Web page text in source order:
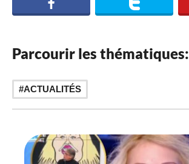
Parcourir les thématiques:
ACTUALITÉS